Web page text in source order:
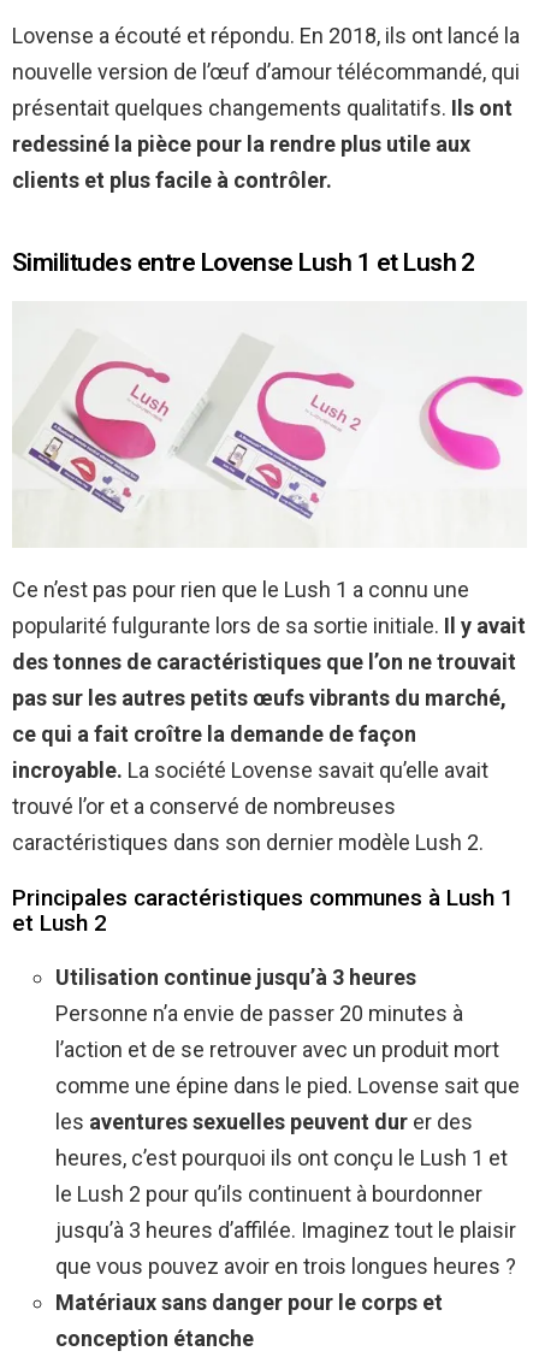
Lovense a écouté et répondu. En 2018, ils ont lancé la
nouvelle version de l’œuf d’amour télécommandé, qui
présentait quelques changements qualitatifs. Ils ont
redessiné la pièce pour la rendre plus utile aux
clients et plus facile à contrôler.
Similitudes entre Lovense Lush 1 et Lush 2
Ce n’est pas pour rien que le Lush 1 a connu une
popularité fulgurante lors de sa sortie initiale. Il y avait
des tonnes de caractéristiques que l’on ne trouvait
pas sur les autres petits œufs vibrants du marché,
ce qui a fait croître la demande de façon
incroyable. La société Lovense savait qu’elle avait
trouvé l’or et a conservé de nombreuses
caractéristiques dans son dernier modèle Lush 2.
Principales caractéristiques communes à Lush 1
et Lush 2
Utilisation continue jusqu’à 3 heures
Personne n’a envie de passer 20 minutes à
l’action et de se retrouver avec un produit mort
comme une épine dans le pied. Lovense sait que
les aventures sexuelles peuvent dur er des
heures, c’est pourquoi ils ont conçu le Lush 1 et
le Lush 2 pour qu’ils continuent à bourdonner
jusqu’à 3 heures d’affilée. Imaginez tout le plaisir
que vous pouvez avoir en trois longues heures ?
Matériaux sans danger pour le corps et
conception étanche